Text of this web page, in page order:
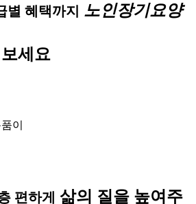
별 혜택까지 노인장기요양
세요
이
편하게 삶의 질을 높여주